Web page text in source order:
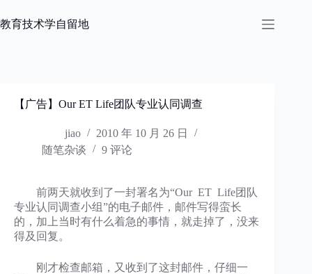
过
教育技术学自留地
【广告】Our ET Life团队专业认同调查
jiao
2010 年 10 月 26 日
随笔杂谈
9 评论
前两天就收到了一封署名为“Our ET Life团队
专业认同调查小组”的电子邮件，邮件写得蛮长
的，加上当时有什么着急的事情，就走掉了，没来
得及回复。
刚才检查邮箱，又收到了这封邮件，仔细一